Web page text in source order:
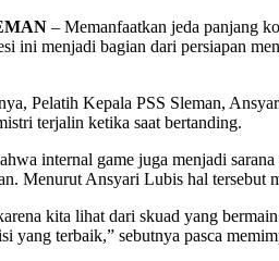
– Memanfaatkan jeda panjang
ini menjadi bagian dari persiapan
Pelatih Kepala PSS Sleman,
terjalin ketika saat bertanding.
internal game juga menjadi
Menurut Ansyari Lubis hal tersebut
kita lihat dari skuad yang
yang terbaik,” sebutnya pasca